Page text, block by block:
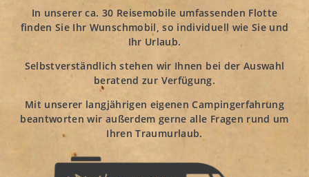
In unserer ca. 30 Reisemobile umfassenden Flotte
finden Sie Ihr Wunschmobil, so individuell wie Sie und
Ihr Urlaub.
Selbstverständlich stehen wir Ihnen bei der Auswahl
beratend zur Verfügung.
Mit unserer langjährigen eigenen Campingerfahrung
beantworten wir außerdem gerne alle Fragen rund um
Ihren Traumurlaub.